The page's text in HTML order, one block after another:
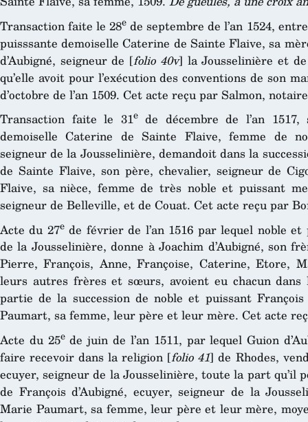
Transaction faite le 28e de septembre de l’an 1524,
puisssante demoiselle Caterine de Sainte Flaive, sa
d’Aubigné, seigneur de [folio 40v] la Jousselinière et
qu’elle avoit pour l’exécution des conventions de son
d’octobre de l’an 1509. Cet acte reçu par Salmon,
Transaction faite le 31ede décembre de l’an
demoiselle Caterine de Sainte Flaive, femme de
seigneur de la Jousselinière, demandoit dans la
de Sainte Flaive, son père, chevalier, seigneur de
Flaive, sa nièce, femme de très noble et puissant
seigneur de Belleville, et de Couat. Cet acte reçu par
Acte du 27ede février de l’an 1516 par lequel noble et
de la Jousselinière, donne à Joachim d’Aubigné, son
Pierre, François, Anne, Françoise, Caterine, Etore,
leurs autres frères et sœurs, avoient eu chacun
partie de la succession de noble et puissant
Paumart, sa femme, leur père et leur mère. Cet acte
Acte du 25ede juin de l’an 1511, par lequel Guion
faire recevoir dans la religion [folio 41] de Rhodes,
ecuyer, seigneur de la Jousselinière, toute la part qu’il
de François d’Aubigné, ecuyer, seigneur de la
Marie Paumart, sa femme, leur père et leur mère,